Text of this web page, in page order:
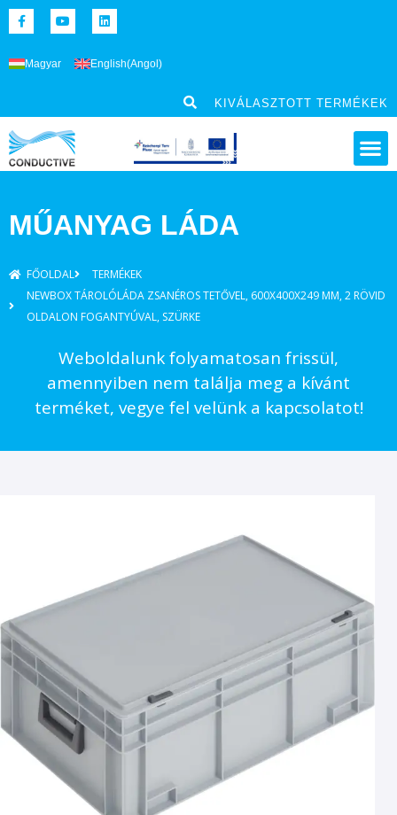
Magyar English(Angol )
KIVÁLASZTOTT TERMÉKEK
MŰANYAG LÁDA
FŐOLDAL
TERMÉKEK
NEWBOX TÁROLÓLÁDA ZSANÉROS TETŐVEL, 600X400X249 MM, 2 RÖVID
OLDALON FOGANTYÚVAL, SZÜRKE
Weboldalunk folyamatosan frissül,
amennyiben nem találja meg a kívánt
terméket, vegye fel velünk a kapcsolatot!